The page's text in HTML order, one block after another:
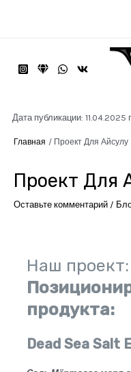
Дата публикации: 11.04.2025 г.
Главная Проект Для Айсулу
Проект Для
Оставьте комментарий /
Наш проект:
продукта:
Dead Sea Salt